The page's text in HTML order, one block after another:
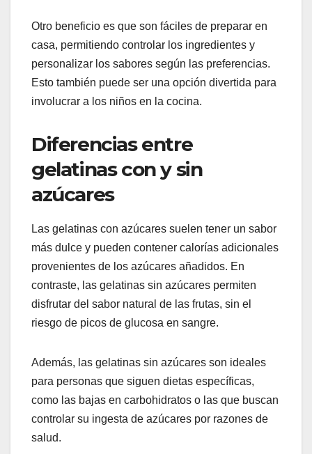
Otro beneficio es que son fáciles de preparar en
casa, permitiendo controlar los ingredientes y
personalizar los sabores según las preferencias.
Esto también puede ser una opción divertida para
involucrar a los niños en la cocina.
Diferencias entre
gelatinas con y sin
azúcares
Las gelatinas con azúcares suelen tener un sabor
más dulce y pueden contener calorías adicionales
provenientes de los azúcares añadidos. En
contraste, las gelatinas sin azúcares permiten
disfrutar del sabor natural de las frutas, sin el
riesgo de picos de glucosa en sangre.
Además, las gelatinas sin azúcares son ideales
para personas que siguen dietas específicas,
como las bajas en carbohidratos o las que buscan
controlar su ingesta de azúcares por razones de
salud.